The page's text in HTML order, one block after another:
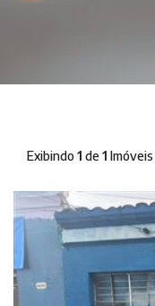
Exibindo 1 de1 Imóveis